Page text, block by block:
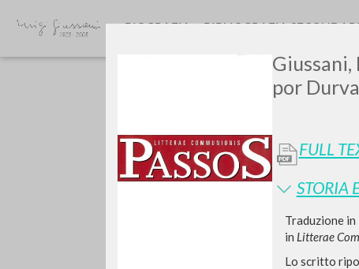
Giussani,
por
FULL
STORIA
Traduzione
in Litterae
Lo scritto
BIOGRAFIA BIBLIOGRAFIA